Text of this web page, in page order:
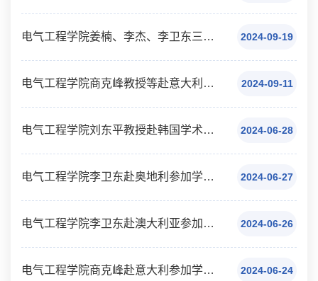
2024-09-19
电气工程学院姜楠、李杰、李卫东三位老师赴韩国参加学术会议（访问）公示
2024-09-11
电气工程学院商克峰教授等赴意大利参加学术会议总结
2024-06-28
电气工程学院刘东平教授赴韩国学术交流的总结
2024-06-27
电气工程学院李卫东赴奥地利参加学术会议（访问）公示
2024-06-26
电气工程学院李卫东赴澳大利亚参加学术会议（访问）公示
2024-06-24
电气工程学院商克峰赴意大利参加学术会议（访问）公示